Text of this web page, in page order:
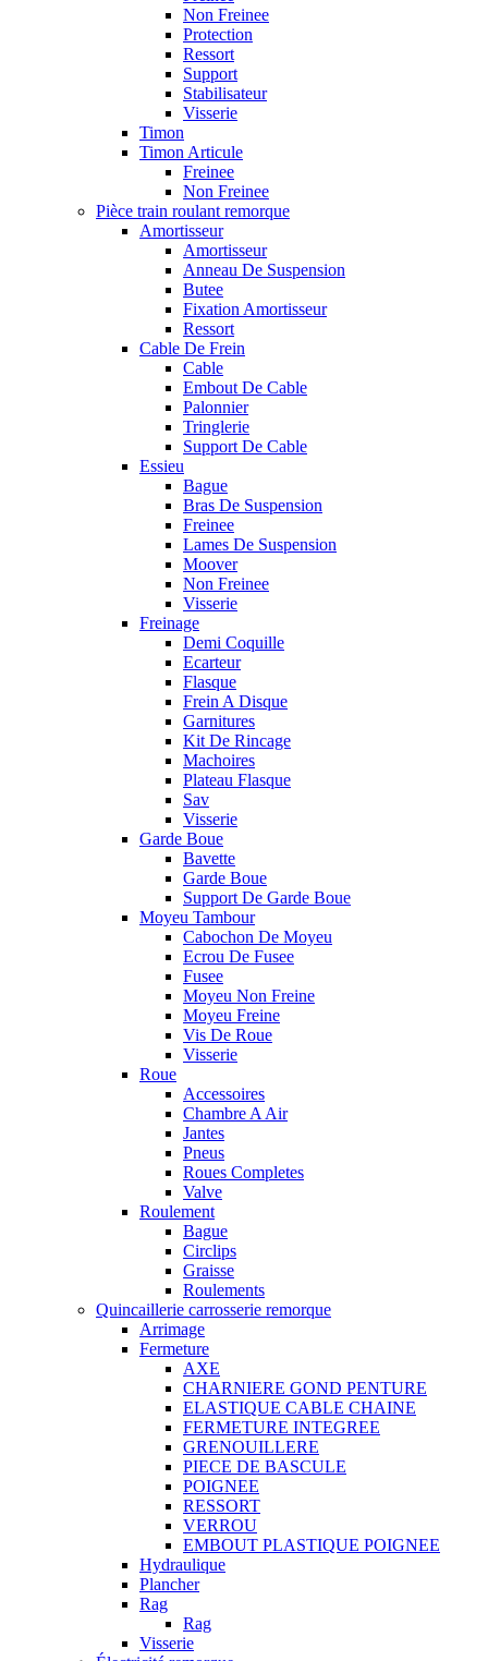
Non Freinee
Protection
Ressort
Support
Stabilisateur
Visserie
Timon
Timon Articule
Freinee
Non Freinee
Pièce train roulant remorque
Amortisseur
Amortisseur
Anneau De Suspension
Butee
Fixation Amortisseur
Ressort
Cable De Frein
Cable
Embout De Cable
Palonnier
Tringlerie
Support De Cable
Essieu
Bague
Bras De Suspension
Freinee
Lames De Suspension
Moover
Non Freinee
Visserie
Freinage
Demi Coquille
Ecarteur
Flasque
Frein A Disque
Garnitures
Kit De Rincage
Machoires
Plateau Flasque
Sav
Visserie
Garde Boue
Bavette
Garde Boue
Support De Garde Boue
Moyeu Tambour
Cabochon De Moyeu
Ecrou De Fusee
Fusee
Moyeu Non Freine
Moyeu Freine
Vis De Roue
Visserie
Roue
Accessoires
Chambre A Air
Jantes
Pneus
Roues Completes
Valve
Roulement
Bague
Circlips
Graisse
Roulements
Quincaillerie carrosserie remorque
Arrimage
Fermeture
AXE
CHARNIERE GOND PENTURE
ELASTIQUE CABLE CHAINE
FERMETURE INTEGREE
GRENOUILLERE
PIECE DE BASCULE
POIGNEE
RESSORT
VERROU
EMBOUT PLASTIQUE POIGNEE
Hydraulique
Plancher
Rag
Rag
Visserie